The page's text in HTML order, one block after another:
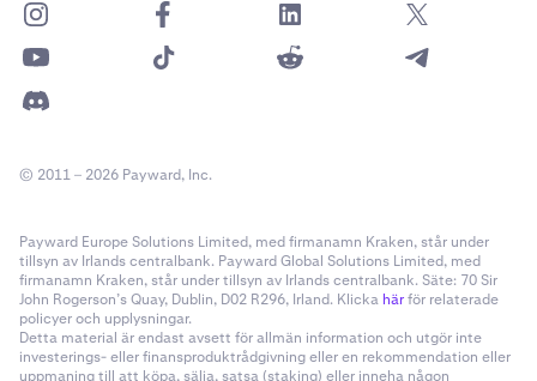
© 2011 – 2026 Payward, Inc.
Payward Europe Solutions Limited, med firmanamn Kraken, står under
tillsyn av Irlands centralbank. Payward Global Solutions Limited, med
firmanamn Kraken, står under tillsyn av Irlands centralbank. Säte: 70 Sir
John Rogerson’s Quay, Dublin, D02 R296, Irland. Klicka härför relaterade
policyer och upplysningar.
Detta material är endast avsett för allmän information och utgör inte
investerings- eller finansproduktrådgivning eller en rekommendation eller
uppmaning till att köpa, sälja, satsa (staking) eller inneha någon